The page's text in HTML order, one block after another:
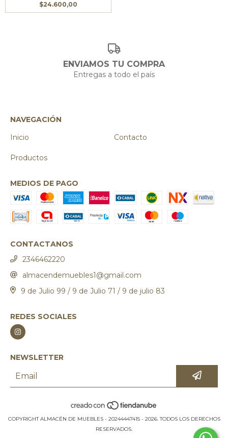
$24.600,00
ENVIAMOS TU COMPRA
Entregas a todo el país
NAVEGACIÓN
Inicio
Contacto
Productos
MEDIOS DE PAGO
CONTACTANOS
2346462220
almacendemuebles1@gmail.com
9 de Julio 99 / 9 de Julio 71 / 9 de julio 83
REDES SOCIALES
NEWSLETTER
COPYRIGHT ALMACÉN DE MUEBLES - 20244447415 - 2026. TODOS LOS DERECHOS
RESERVADOS.